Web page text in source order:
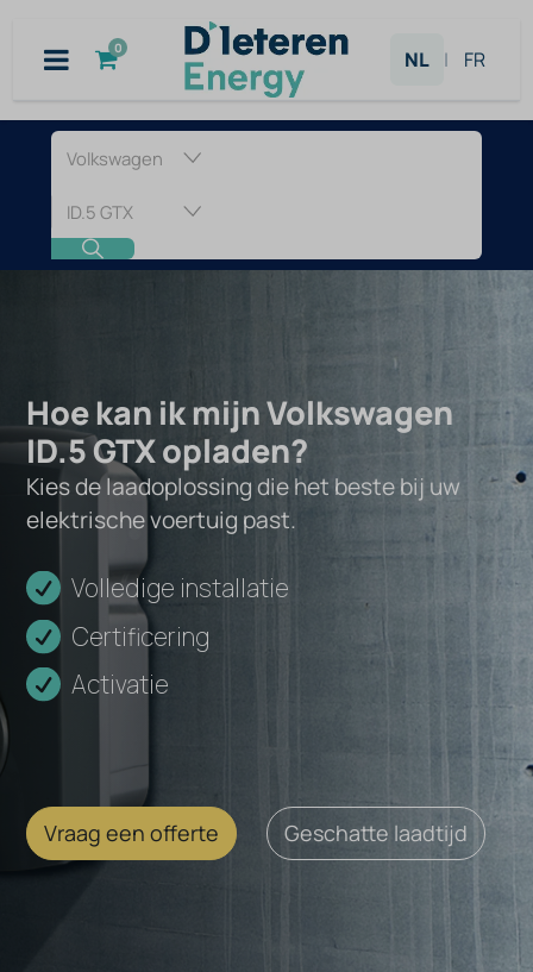
0 NL | FR
Laadpaal
voor
Volkswagen
GTX
Hoe kan ik mijn Volkswagen
ID.5 GTX opladen?
Kies de laadoplossing die het beste bij uw
elektrische voertuig past.
Volledige installatie
Certificering
Activatie
Vraag een offerte Geschatte laadtijd